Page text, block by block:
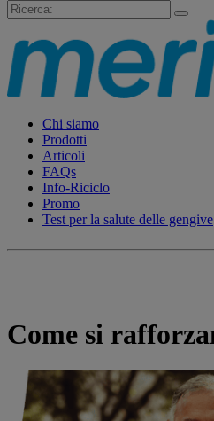
Chi siamo
Prodotti
Articoli
FAQs
Info-Riciclo
Promo
Test per la salute delle gengive
Come si